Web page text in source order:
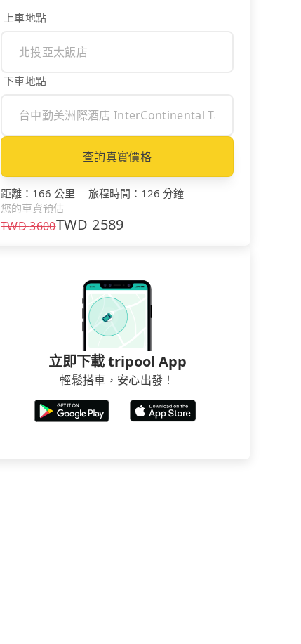
上車地點
下車地點
查詢真實價格
距離 ： 166 公里 ｜ 旅程時間 ： 126 分鐘
您的車資預估
TWD3600TWD 2589
立即下載 tripool App
輕鬆搭車，安心出發！